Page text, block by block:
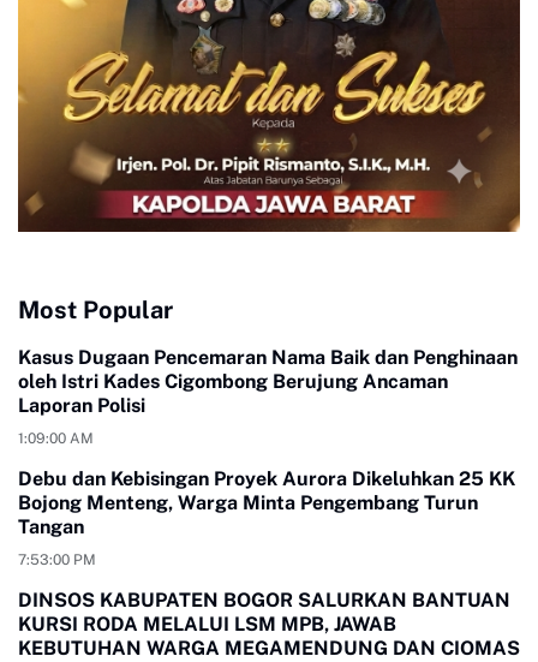
Most Popular
Kasus Dugaan Pencemaran Nama Baik dan Penghinaan
oleh Istri Kades Cigombong Berujung Ancaman
Laporan Polisi
1:09:00 AM
Debu dan Kebisingan Proyek Aurora Dikeluhkan 25 KK
Bojong Menteng, Warga Minta Pengembang Turun
Tangan
7:53:00 PM
DINSOS KABUPATEN BOGOR SALURKAN BANTUAN
KURSI RODA MELALUI LSM MPB, JAWAB
KEBUTUHAN WARGA MEGAMENDUNG DAN CIOMAS